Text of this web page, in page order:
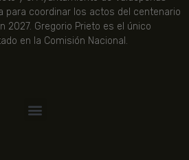
para coordinar los actos del centenario
2027. Gregorio Prieto es el único
en la Comisión Nacional.